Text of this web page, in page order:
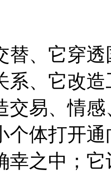
替、它穿
系、它改
交易、情
个体打开
幸之中；